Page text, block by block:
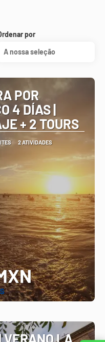
por
A nossa seleção
POR
4 DÍAS |
+ 2 TOURS
2 ATIVIDADES
LA